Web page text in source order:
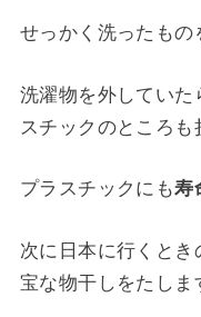
せっかく洗ったもの
洗濯物を外していた
スチックのところも
プラスチックにも寿
次に日本に行くと
宝な物干しをたしま